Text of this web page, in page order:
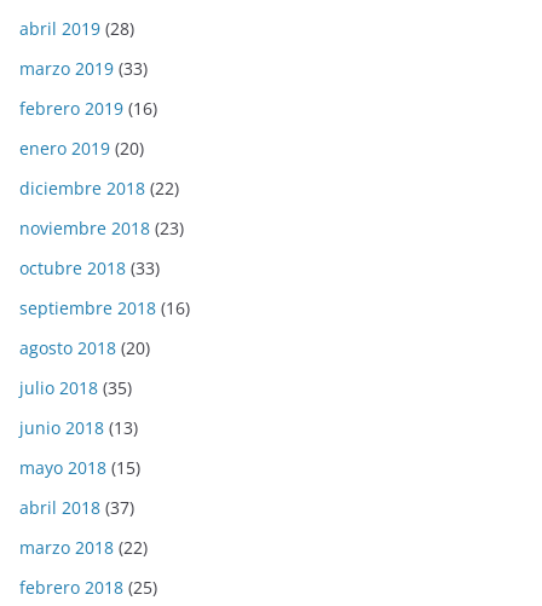
abril 2019 (28)
marzo 2019 (33)
febrero 2019 (16)
enero 2019 (20)
diciembre 2018 (22)
noviembre 2018 (23)
octubre 2018 (33)
septiembre 2018 (16)
agosto 2018 (20)
julio 2018 (35)
junio 2018 (13)
mayo 2018 (15)
abril 2018 (37)
marzo 2018 (22)
febrero 2018 (25)